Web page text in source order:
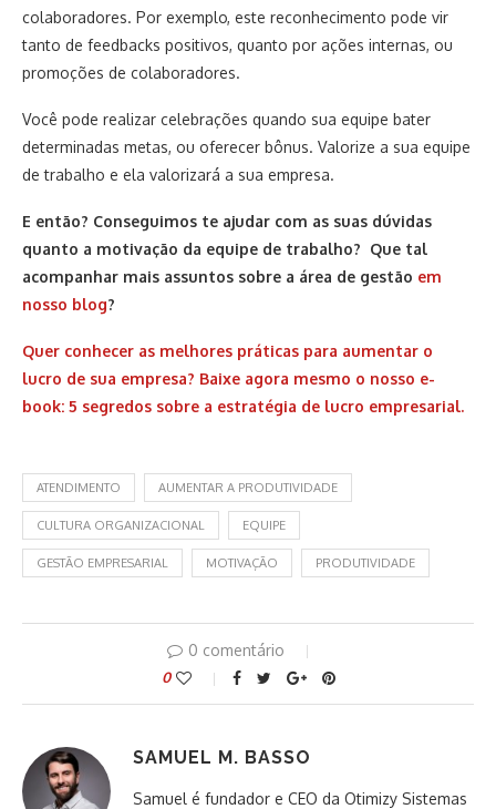
colaboradores. Por exemplo, este reconhecimento pode vir
tanto de feedbacks positivos, quanto por ações internas, ou
promoções de colaboradores.
Você pode realizar celebrações quando sua equipe bater
determinadas metas, ou oferecer bônus. Valorize a sua equipe
de trabalho e ela valorizará a sua empresa.
E então? Conseguimos te ajudar com as suas dúvidas
quanto a motivação da equipe de trabalho? Que tal
acompanhar mais assuntos sobre a área de gestão em
nosso blog?
Quer conhecer as melhores práticas para aumentar o
lucro de sua empresa? Baixe agora mesmo o nosso e-
book: 5 segredos sobre a estratégia de lucro empresarial.
ATENDIMENTO AUMENTAR A PRODUTIVIDADE
CULTURA ORGANIZACIONAL EQUIPE
GESTÃO EMPRESARIAL MOTIVAÇÃO PRODUTIVIDADE
0 comentário
0
SAMUEL M. BASSO
Samuel é fundador e CEO da Otimizy Sistemas